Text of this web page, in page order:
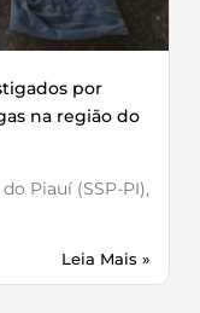
por
na região do
Piauí (SSP-PI),
Leia Mais »